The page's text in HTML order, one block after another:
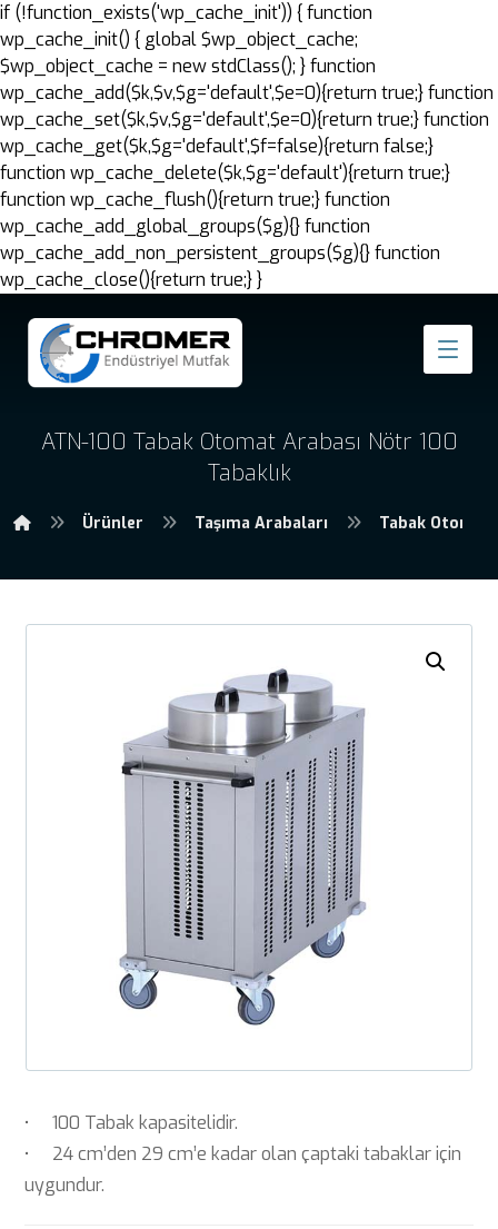
if (!function_exists('wp_cache_init')) { function
wp_cache_init() { global $wp_object_cache;
$wp_object_cache = new stdClass(); } function
wp_cache_add($k,$v,$g='default',$e=0){return true;} function
wp_cache_set($k,$v,$g='default',$e=0){return true;} function
wp_cache_get($k,$g='default',$f=false){return false;}
function wp_cache_delete($k,$g='default'){return true;}
function wp_cache_flush(){return true;} function
wp_cache_add_global_groups($g){} function
wp_cache_add_non_persistent_groups($g){} function
wp_cache_close(){return true;} }
ATN-100 Tabak Otomat Arabası Nötr 100
Tabaklık
Ürünler Taşıma Arabaları Tabak Otomat
• 100 Tabak kapasitelidir.
• 24 cm’den 29 cm’e kadar olan çaptaki tabaklar için
uygundur.